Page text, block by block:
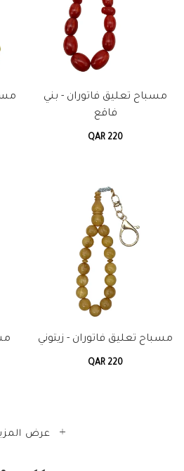
مسباح تعليق فاتوران - بني
فاقع
QAR 220
مسباح تعليق فاتوران - زيتوني
QAR 220
عرض